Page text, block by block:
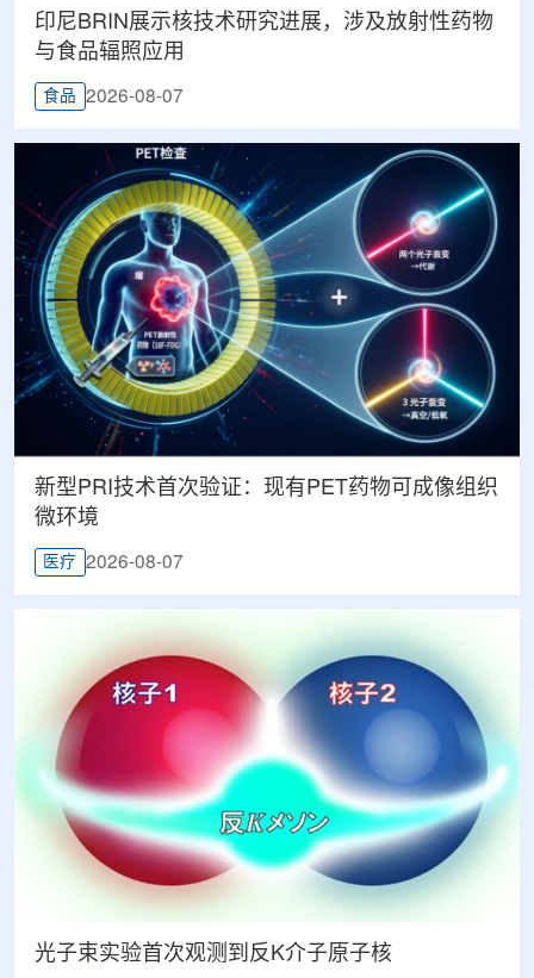
印尼BRIN展示核技术研究进展，涉及放射性药物
与食品辐照应用
食品 2026-08-07
新型PRI技术首次验证：现有PET药物可成像组织
微环境
医疗 2026-08-07
光子束实验首次观测到反K介子原子核